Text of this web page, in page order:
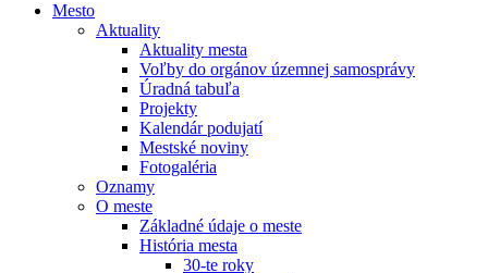
Mesto
Aktuality
Aktuality mesta
Voľby do orgánov územnej samosprávy
Úradná tabuľa
Projekty
Kalendár podujatí
Mestské noviny
Fotogaléria
Oznamy
O meste
Základné údaje o meste
História mesta
30-te roky